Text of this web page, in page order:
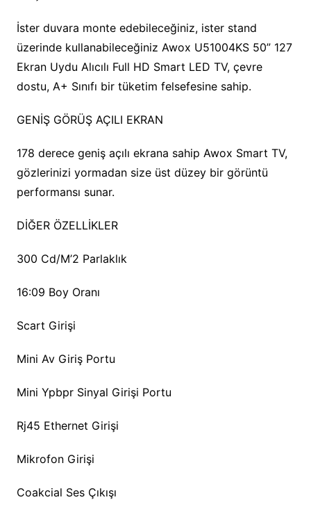
İster duvara monte edebileceğiniz, ister stand
üzerinde kullanabileceğiniz Awox U51004KS 50” 127
Ekran Uydu Alıcılı Full HD Smart LED TV, çevre
dostu, A+ Sınıfı bir tüketim felsefesine sahip.
GENİŞ GÖRÜŞ AÇILI EKRAN
178 derece geniş açılı ekrana sahip Awox Smart TV,
gözlerinizi yormadan size üst düzey bir görüntü
performansı sunar.
DİĞER ÖZELLİKLER
300 Cd/M’2 Parlaklık
16:09 Boy Oranı
Scart Girişi
Mini Av Giriş Portu
Mini Ypbpr Sinyal Girişi Portu
Rj45 Ethernet Girişi
Mikrofon Girişi
Coakcial Ses Çıkışı